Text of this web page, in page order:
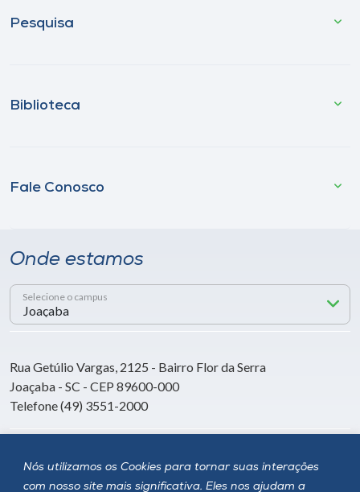
Nós utilizamos os Cookies para tornar suas interações
com nosso site mais significativa. Eles nos ajudam a
Pesquisa
Biblioteca
Fale Conosco
Onde estamos
Selecione o campus
Rua Getúlio Vargas, 2125 - Bairro Flor da Serra
Joaçaba - SC - CEP 89600-000
Telefone (49) 3551-2000
Siga a Unoesc